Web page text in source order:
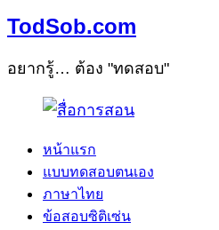
TodSob.com
อยากรู้… ต้อง "ทดสอบ"
หน้าแรก
แบบทดสอบตนเอง
ภาษาไทย
ข้อสอบซิติเซ่น